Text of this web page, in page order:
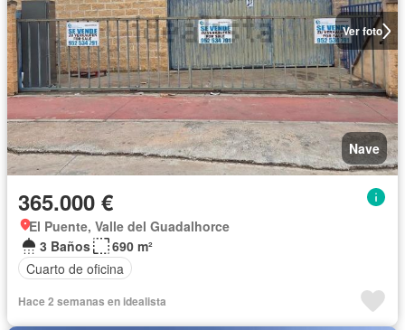
Ver foto
Nave
365.000 €
El Puente, Valle del Guadalhorce
3 Baños
690 m²
Cuarto de oficina
Hace 2 semanas en idealista